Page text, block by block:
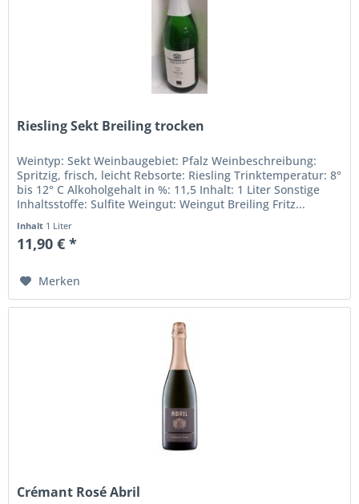
Riesling Sekt Breiling trocken
Weintyp: Sekt Weinbaugebiet: Pfalz Weinbeschreibung:
Spritzig, frisch, leicht Rebsorte: Riesling Trinktemperatur: 8°
bis 12° C Alkoholgehalt in %: 11,5 Inhalt: 1 Liter Sonstige
Inhaltsstoffe: Sulfite Weingut: Weingut Breiling Fritz...
Inhalt 1 Liter
11,90 € *
Merken
Crémant Rosé Abril